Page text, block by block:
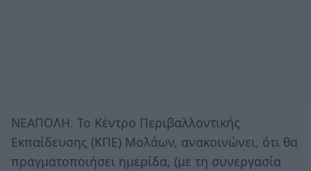
ΝΕΑΠΟΛΗ. Το Κέντρο Περιβαλλοντικής
Εκπαίδευσης (ΚΠΕ) Μολάων, ανακοινώνει, ότι θα
πραγματοποιήσει ημερίδα, (με τη συνεργασία